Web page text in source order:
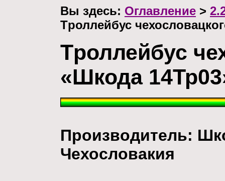
Вы здесь: Оглавление >
Tроллейбус
Tроллейбус
«Шкода
Производитель:
Чехословакия